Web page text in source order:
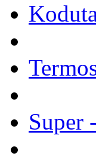
Super